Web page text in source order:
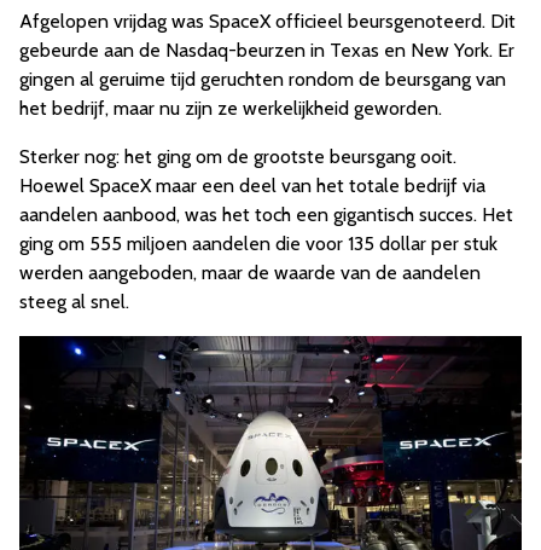
Afgelopen vrijdag was SpaceX officieel beursgenoteerd. Dit
gebeurde aan de Nasdaq-beurzen in Texas en New York. Er
gingen al geruime tijd geruchten rondom de beursgang van
het bedrijf, maar nu zijn ze werkelijkheid geworden.
Sterker nog: het ging om de grootste beursgang ooit.
Hoewel SpaceX maar een deel van het totale bedrijf via
aandelen aanbood, was het toch een gigantisch succes. Het
ging om 555 miljoen aandelen die voor 135 dollar per stuk
werden aangeboden, maar de waarde van de aandelen
steeg al snel.